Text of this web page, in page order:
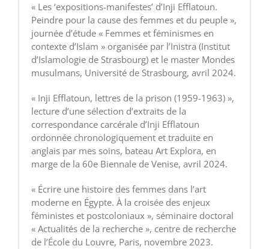
« Les ‘expositions-manifestes’ d’Inji Efflatoun.
Peindre pour la cause des femmes et du peuple »,
journée d’étude « Femmes et féminismes en
contexte d’Islam » organisée par l’Inistra (Institut
d’Islamologie de Strasbourg) et le master Mondes
musulmans, Université de Strasbourg, avril 2024.
« Inji Efflatoun, lettres de la prison (1959-1963) »,
lecture d’une sélection d’extraits de la
correspondance carcérale d’Inji Efflatoun
ordonnée chronologiquement et traduite en
anglais par mes soins, bateau Art Explora, en
marge de la 60e Biennale de Venise, avril 2024.
« Écrire une histoire des femmes dans l’art
moderne en Égypte. À la croisée des enjeux
féministes et postcoloniaux », séminaire doctoral
« Actualités de la recherche », centre de recherche
de l’École du Louvre, Paris, novembre 2023.